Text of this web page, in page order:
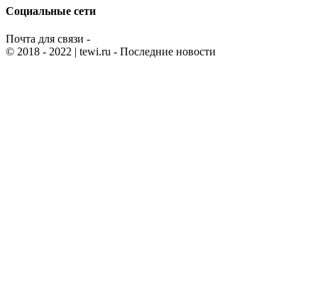
Социальные сети
Почта для связи -
© 2018 - 2022 | tewi.ru - Последние новости